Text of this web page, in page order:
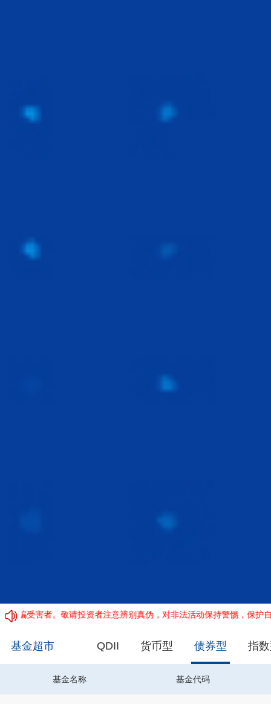
者。敬请投资者注意辨别真伪，对非法活动保持警惕，保护自身隐
基金超市 QDII 货币型 债券型 指
基金名称 基金代码